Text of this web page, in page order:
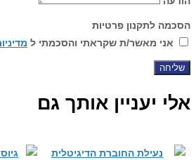
הסכמה לתקנון פרטיות
אני מאשר/ת שקראתי והסכמתי ל
שליחה
אלי יעניין אותך גם